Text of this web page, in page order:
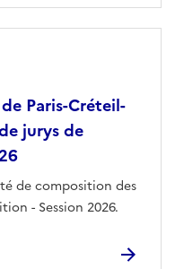
Paris-Créteil-
jurys de
de composition des
- Session 2026.